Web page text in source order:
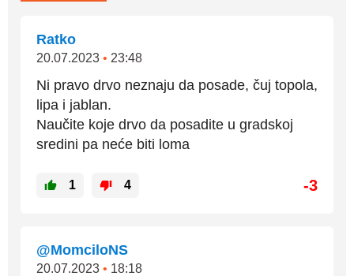
Ratko
20.07.2023 • 23:48
Ni pravo drvo neznaju da posade, čuj topola,
lipa i jablan.
Naučite koje drvo da posadite u gradskoj
sredini pa neće biti loma
1 4 -3
@MomciloNS
20.07.2023 • 18:18